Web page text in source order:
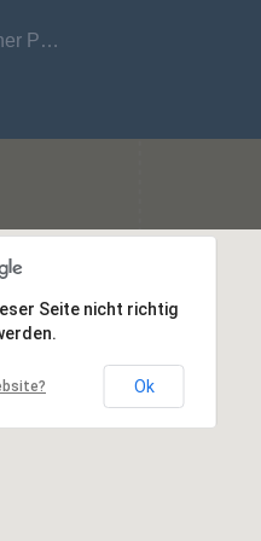
Sumner Park
Seite nicht richtig
Ok
Seite nicht richtig
Ok
Sumner Park